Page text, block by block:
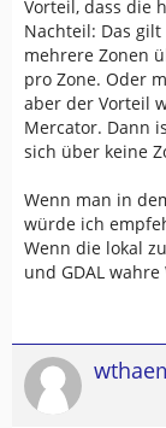
Vorteil, dass die
Nachteil: Das
mehrere Zonen
pro Zone. Oder
aber der Vorteil
Mercator. Dann
sich über keine
Wenn man in
würde ich
Wenn die lokal
und GDAL